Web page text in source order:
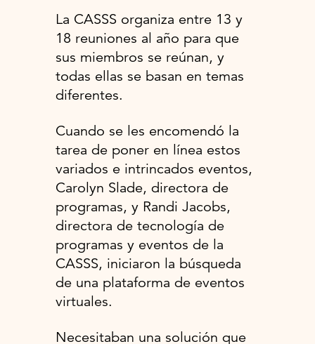
La CASSS organiza entre 13 y
18 reuniones al año para que
sus miembros se reúnan, y
todas ellas se basan en temas
diferentes.
Cuando se les encomendó la
tarea de poner en línea estos
variados e intrincados eventos,
Carolyn Slade, directora de
programas, y Randi Jacobs,
directora de tecnología de
programas y eventos de la
CASSS, iniciaron la búsqueda
de una plataforma de eventos
virtuales.
Necesitaban una solución que